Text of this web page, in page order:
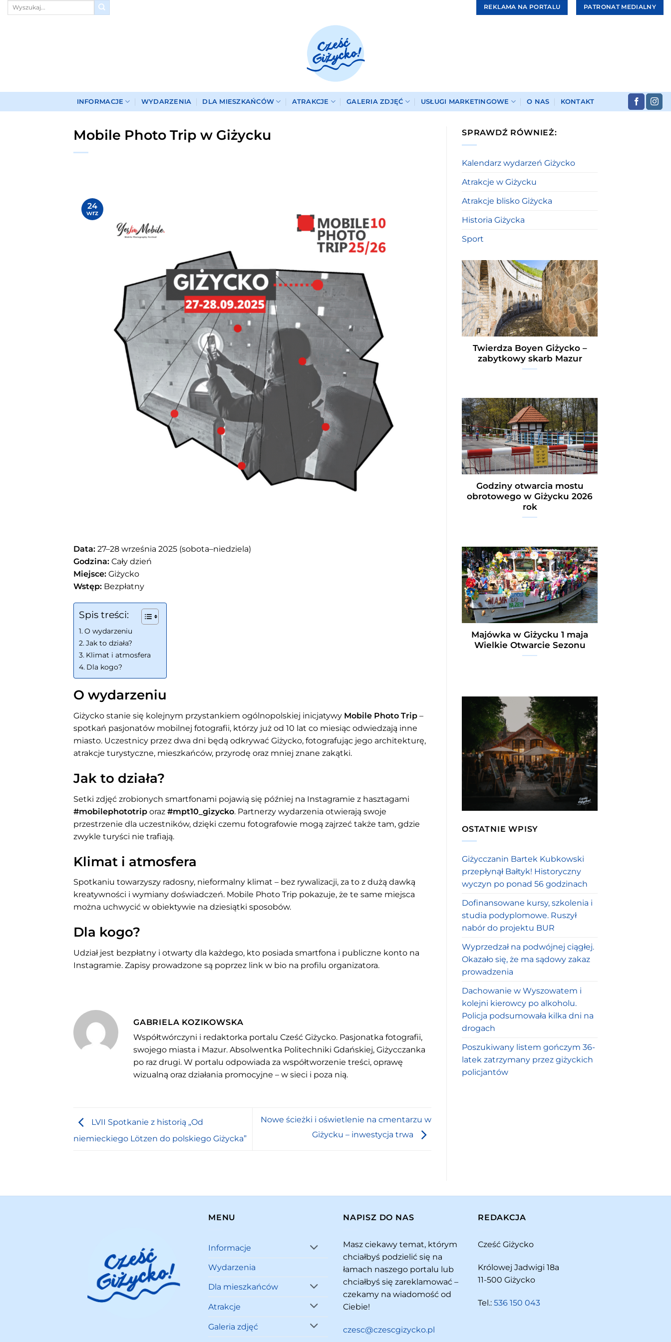
Przewiń
REKLAMA NA PORTALU PATRONAT MEDIALNY
INFORMACJE WYDARZENIA DLA MIESZKAŃCÓW ATRAKCJE GALERIA ZDJĘĆ USŁUGI MARKETINGOWE O NAS KONTAKT
Mobile Photo Trip w Giżycku
24
wrz
Data: 27–28 września 2025 (sobota–niedziela)
Godzina: Cały dzień
Miejsce: Giżycko
Wstęp: Bezpłatny
Spis treści:
O wydarzeniu
Jak to działa?
Klimat i atmosfera
Dla kogo?
O wydarzeniu
Giżycko stanie się kolejnym przystankiem ogólnopolskiej inicjatywy Mobile Photo Trip –
spotkań pasjonatów mobilnej fotografii, którzy już od 10 lat co miesiąc odwiedzają inne
miasto. Uczestnicy przez dwa dni będą odkrywać Giżycko, fotografując jego architekturę,
atrakcje turystyczne, mieszkańców, przyrodę oraz mniej znane zakątki.
Jak to działa?
Setki zdjęć zrobionych smartfonami pojawią się później na Instagramie z hasztagami
#mobilephototrip oraz #mpt10_gizycko. Partnerzy wydarzenia otwierają swoje
przestrzenie dla uczestników, dzięki czemu fotografowie mogą zajrzeć także tam, gdzie
zwykle turyści nie trafiają.
Klimat i atmosfera
Spotkaniu towarzyszy radosny, nieformalny klimat – bez rywalizacji, za to z dużą dawką
kreatywności i wymiany doświadczeń. Mobile Photo Trip pokazuje, że te same miejsca
można uchwycić w obiektywie na dziesiątki sposobów.
Dla kogo?
Udział jest bezpłatny i otwarty dla każdego, kto posiada smartfona i publiczne konto na
Instagramie. Zapisy prowadzone są poprzez link w bio na profilu organizatora.
GABRIELA KOZIKOWSKA
Współtwórczyni i redaktorka portalu Cześć Giżycko. Pasjonatka fotografii,
swojego miasta i Mazur. Absolwentka Politechniki Gdańskiej, Giżycczanka
po raz drugi. W portalu odpowiada za współtworzenie treści, oprawę
wizualną oraz działania promocyjne – w sieci i poza nią.
LVII Spotkanie z historią „Od
niemieckiego Lötzen do polskiego Giżycka”
Nowe ścieżki i oświetlenie na cmentarzu w
Giżycku – inwestycja trwa
SPRAWDŹ RÓWNIEŻ:
Kalendarz wydarzeń Giżycko
Atrakcje w Giżycku
Atrakcje blisko Giżycka
Historia Giżycka
Sport
Twierdza Boyen Giżycko –
zabytkowy skarb Mazur
Godziny otwarcia mostu
obrotowego w Giżycku 2026
rok
Majówka w Giżycku 1 maja
Wielkie Otwarcie Sezonu
OSTATNIE WPISY
Giżycczanin Bartek Kubkowski
przepłynął Bałtyk! Historyczny
wyczyn po ponad 56 godzinach
Dofinansowane kursy, szkolenia i
studia podyplomowe. Ruszył
nabór do projektu BUR
Wyprzedzał na podwójnej ciągłej.
Okazało się, że ma sądowy zakaz
prowadzenia
Dachowanie w Wyszowatem i
kolejni kierowcy po alkoholu.
Policja podsumowała kilka dni na
drogach
Poszukiwany listem gończym 36-
latek zatrzymany przez giżyckich
policjantów
MENU
Informacje
Wydarzenia
Dla mieszkańców
Atrakcje
Galeria zdjęć
NAPISZ DO NAS
Masz ciekawy temat, którym
chciałbyś podzielić się na
łamach naszego portalu lub
chciałbyś się zareklamować –
czekamy na wiadomość od
Ciebie!
czesc@czescgizycko.pl
REDAKCJA
Cześć Giżycko
Królowej Jadwigi 18a
11-500 Giżycko
Tel.: 536 150 043